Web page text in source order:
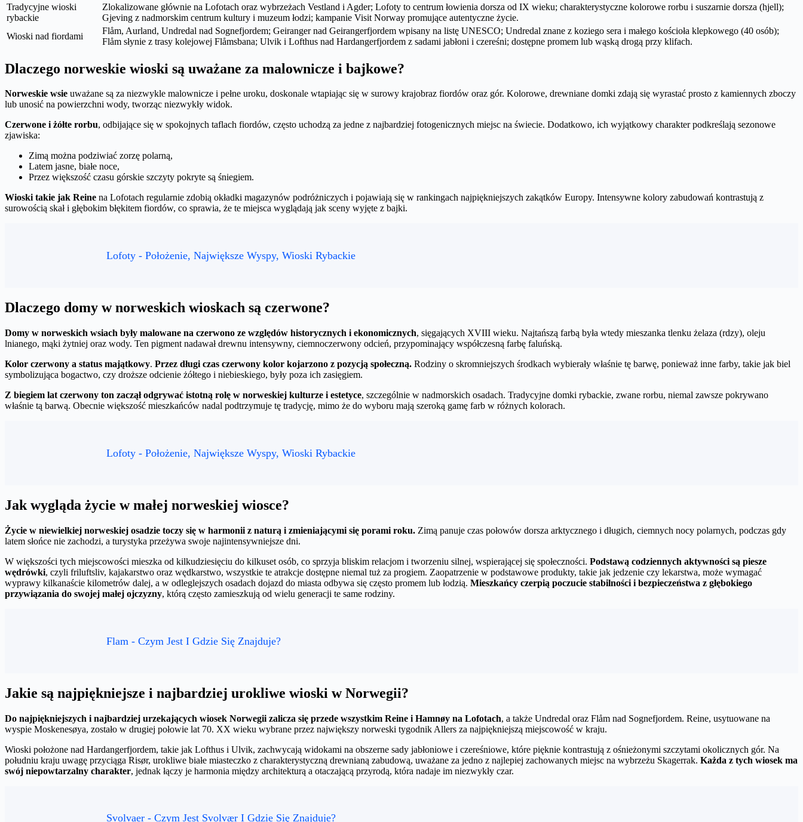
Tradycyjne wioski
rybackie
Zlokalizowane głównie na Lofotach oraz wybrzeżach Vestland i Agder; Lofoty to centrum łowienia dorsza od IX wieku; charakterystyczne kolorowe rorbu i suszarnie dorsza (hjell);
Gjeving z nadmorskim centrum kultury i muzeum łodzi; kampanie Visit Norway promujące autentyczne życie.
Wioski nad fiordami
Flåm, Aurland, Undredal nad Sognefjordem; Geiranger nad Geirangerfjordem wpisany na listę UNESCO; Undredal znane z koziego sera i małego kościoła klepkowego (40 osób);
Flåm słynie z trasy kolejowej Flåmsbana; Ulvik i Lofthus nad Hardangerfjordem z sadami jabłoni i czereśni; dostępne promem lub wąską drogą przy klifach.
Dlaczego norweskie wioski są uważane za malownicze i bajkowe?
Norweskie wsie uważane są za niezwykle malownicze i pełne uroku, doskonale wtapiając się w surowy krajobraz fiordów oraz gór. Kolorowe, drewniane domki zdają się wyrastać prosto z kamiennych zboczy
lub unosić na powierzchni wody, tworząc niezwykły widok.
Czerwone i żółte rorbu, odbijające się w spokojnych taflach fiordów, często uchodzą za jedne z najbardziej fotogenicznych miejsc na świecie. Dodatkowo, ich wyjątkowy charakter podkreślają sezonowe
zjawiska:
Zimą można podziwiać zorzę polarną,
Latem jasne, białe noce,
Przez większość czasu górskie szczyty pokryte są śniegiem.
Wioski takie jak Reine na Lofotach regularnie zdobią okładki magazynów podróżniczych i pojawiają się w rankingach najpiękniejszych zakątków Europy. Intensywne kolory zabudowań kontrastują z
surowością skał i głębokim błękitem fiordów, co sprawia, że te miejsca wyglądają jak sceny wyjęte z bajki.
Lofoty - Położenie, Największe Wyspy, Wioski Rybackie
Dlaczego domy w norweskich wioskach są czerwone?
Domy w norweskich wsiach były malowane na czerwono ze względów historycznych i ekonomicznych, sięgających XVIII wieku. Najtańszą farbą była wtedy mieszanka tlenku żelaza (rdzy), oleju
lnianego, mąki żytniej oraz wody. Ten pigment nadawał drewnu intensywny, ciemnoczerwony odcień, przypominający współczesną farbę faluńską.
Kolor czerwony a status majątkowy. Przez długi czas czerwony kolor kojarzono z pozycją społeczną. Rodziny o skromniejszych środkach wybierały właśnie tę barwę, ponieważ inne farby, takie jak biel
symbolizująca bogactwo, czy droższe odcienie żółtego i niebieskiego, były poza ich zasięgiem.
Z biegiem lat czerwony ton zaczął odgrywać istotną rolę w norweskiej kulturze i estetyce, szczególnie w nadmorskich osadach. Tradycyjne domki rybackie, zwane rorbu, niemal zawsze pokrywano
właśnie tą barwą. Obecnie większość mieszkańców nadal podtrzymuje tę tradycję, mimo że do wyboru mają szeroką gamę farb w różnych kolorach.
Lofoty - Położenie, Największe Wyspy, Wioski Rybackie
Jak wygląda życie w małej norweskiej wiosce?
Życie w niewielkiej norweskiej osadzie toczy się w harmonii z naturą i zmieniającymi się porami roku. Zimą panuje czas połowów dorsza arktycznego i długich, ciemnych nocy polarnych, podczas gdy
latem słońce nie zachodzi, a turystyka przeżywa swoje najintensywniejsze dni.
W większości tych miejscowości mieszka od kilkudziesięciu do kilkuset osób, co sprzyja bliskim relacjom i tworzeniu silnej, wspierającej się społeczności. Podstawą codziennych aktywności są piesze
wędrówki, czyli friluftsliv, kajakarstwo oraz wędkarstwo, wszystkie te atrakcje dostępne niemal tuż za progiem. Zaopatrzenie w podstawowe produkty, takie jak jedzenie czy lekarstwa, może wymagać
wyprawy kilkanaście kilometrów dalej, a w odleglejszych osadach dojazd do miasta odbywa się często promem lub łodzią. Mieszkańcy czerpią poczucie stabilności i bezpieczeństwa z głębokiego
przywiązania do swojej małej ojczyzny, którą często zamieszkują od wielu generacji te same rodziny.
Flam - Czym Jest I Gdzie Się Znajduje?
Jakie są najpiękniejsze i najbardziej urokliwe wioski w Norwegii?
Do najpiękniejszych i najbardziej urzekających wiosek Norwegii zalicza się przede wszystkim Reine i Hamnøy na Lofotach, a także Undredal oraz Flåm nad Sognefjordem. Reine, usytuowane na
wyspie Moskenesøya, zostało w drugiej połowie lat 70. XX wieku wybrane przez największy norweski tygodnik Allers za najpiękniejszą miejscowość w kraju.
Wioski położone nad Hardangerfjordem, takie jak Lofthus i Ulvik, zachwycają widokami na obszerne sady jabłoniowe i czereśniowe, które pięknie kontrastują z ośnieżonymi szczytami okolicznych gór. Na
południu kraju uwagę przyciąga Risør, urokliwe białe miasteczko z charakterystyczną drewnianą zabudową, uważane za jedno z najlepiej zachowanych miejsc na wybrzeżu Skagerrak. Każda z tych wiosek ma
swój niepowtarzalny charakter, jednak łączy je harmonia między architekturą a otaczającą przyrodą, która nadaje im niezwykły czar.
Svolvaer - Czym Jest Svolvær I Gdzie Się Znajduje?